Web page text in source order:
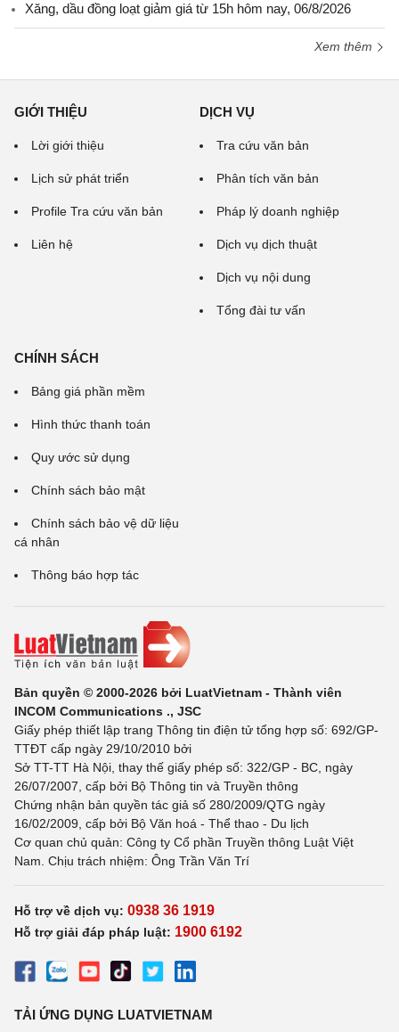
Xăng, dầu đồng loạt giảm giá từ 15h hôm nay, 06/8/2026
Xem thêm
GIỚI THIỆU
Lời giới thiệu
Lịch sử phát triển
Profile Tra cứu văn bản
Liên hệ
DỊCH VỤ
Tra cứu văn bản
Phân tích văn bản
Pháp lý doanh nghiệp
Dịch vụ dịch thuật
Dịch vụ nội dung
Tổng đài tư vấn
CHÍNH SÁCH
Bảng giá phần mềm
Hình thức thanh toán
Quy ước sử dụng
Chính sách bảo mật
Chính sách bảo vệ dữ liệu
cá nhân
Thông báo hợp tác
Bản quyền © 2000-2026 bởi LuatVietnam - Thành viên
INCOM Communications ., JSC
Giấy phép thiết lập trang Thông tin điện tử tổng hợp số: 692/GP-
TTĐT cấp ngày 29/10/2010 bởi
Sở TT-TT Hà Nội, thay thế giấy phép số: 322/GP - BC, ngày
26/07/2007, cấp bởi Bộ Thông tin và Truyền thông
Chứng nhận bản quyền tác giả số 280/2009/QTG ngày
16/02/2009, cấp bởi Bộ Văn hoá - Thể thao - Du lịch
Cơ quan chủ quản: Công ty Cổ phần Truyền thông Luật Việt
Nam. Chịu trách nhiệm: Ông Trần Văn Trí
Hỗ trợ về dịch vụ: 0938 36 1919
Hỗ trợ giải đáp pháp luật: 1900 6192
TẢI ỨNG DỤNG LUATVIETNAM